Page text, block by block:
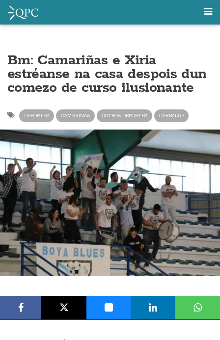
Bm: Camariñas e Xiria
estréanse na casa despois dun
comezo de curso ilusionante
DEPORTES CAMARIÑAS OUTROS DEPORTES CARBALLO